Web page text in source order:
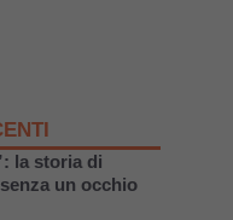
la storia di
un occhio